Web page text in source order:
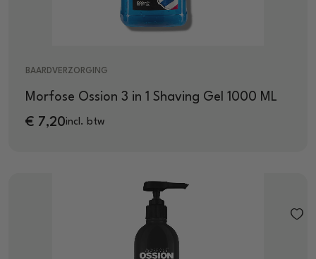
BAARDVERZORGING
Morfose Ossion 3 in 1 Shaving Gel 1000 ML
€ 7,20incl. btw